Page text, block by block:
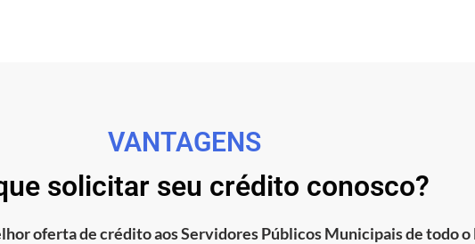
VANTAGENS
solicitar seu crédito conosco?
oferta de crédito aos Servidores Públicos Municipais de todo o